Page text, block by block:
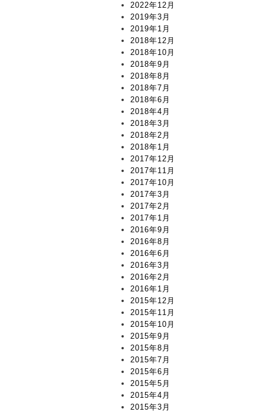
2022年12月
2019年3月
2019年1月
2018年12月
2018年10月
2018年9月
2018年8月
2018年7月
2018年6月
2018年4月
2018年3月
2018年2月
2018年1月
2017年12月
2017年11月
2017年10月
2017年3月
2017年2月
2017年1月
2016年9月
2016年8月
2016年6月
2016年3月
2016年2月
2016年1月
2015年12月
2015年11月
2015年10月
2015年9月
2015年8月
2015年7月
2015年6月
2015年5月
2015年4月
2015年3月